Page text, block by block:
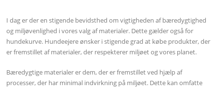
I dag er der en stigende bevidsthed om vigtigheden af bæredygtighed
og miljøvenlighed i vores valg af materialer. Dette gælder også for
hundekurve. Hundeejere ønsker i stigende grad at købe produkter, der
er fremstillet af materialer, der respekterer miljøet og vores planet.
Bæredygtige materialer er dem, der er fremstillet ved hjælp af
processer, der har minimal indvirkning på miljøet. Dette kan omfatte